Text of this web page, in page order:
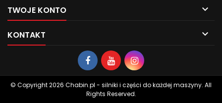
TWOJE KONTO 
KONTAKT 
© Copyright 2026 Chabin.pl - silniki i części do każdej maszyny. All
Rights Reserved.